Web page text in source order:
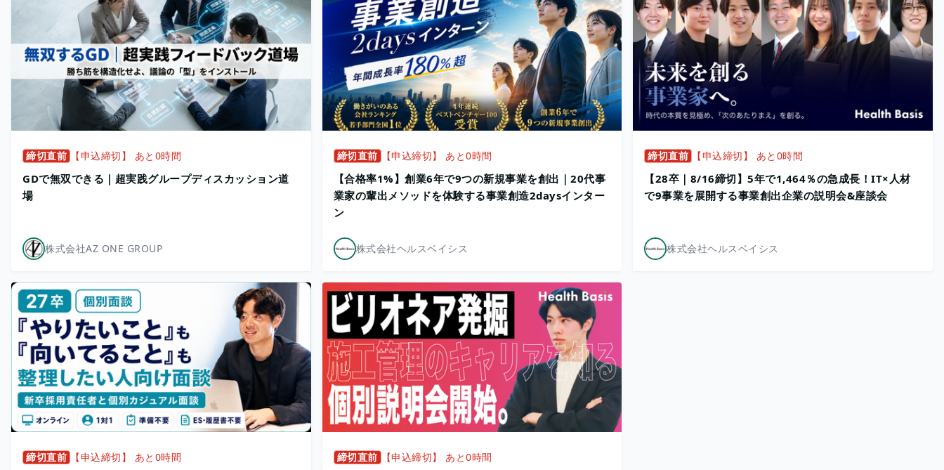
締切直前 【申込締切】 あと0時間
GDで無双できる｜超実践グループディスカッション道
場
株式会社AZ ONE GROUP
締切直前 【申込締切】 あと0時間
【合格率1%】創業6年で9つの新規事業を創出｜20代事
業家の輩出メソッドを体験する事業創造2daysインター
ン
株式会社ヘルスベイシス
締切直前 【申込締切】 あと0時間
【28卒｜8/16締切】5年で1,464％の急成長！IT×人材
で9事業を展開する事業創出企業の説明会&座談会
株式会社ヘルスベイシス
締切直前 【申込締切】 あと0時間 締切直前 【申込締切】 あと0時間